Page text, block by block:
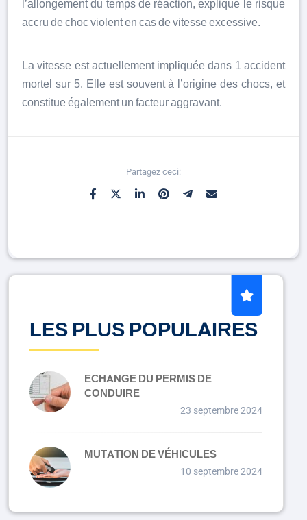
l’allongement du temps de réaction, explique le risque
accru de choc violent en cas de vitesse excessive.
La vitesse est actuellement impliquée dans 1 accident
mortel sur 5. Elle est souvent à l’origine des chocs, et
constitue également un facteur aggravant.
Partagez ceci:
LES PLUS POPULAIRES
ECHANGE DU PERMIS DE
CONDUIRE
23 septembre 2024
MUTATION DE VÉHICULES
10 septembre 2024